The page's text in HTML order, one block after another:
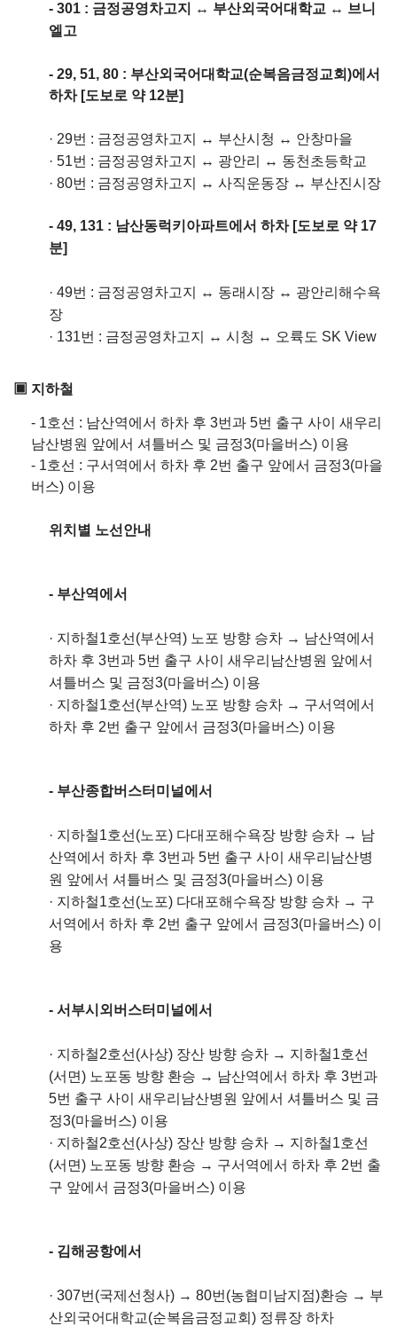
- 301 : 금정공영차고지 ↔ 부산외국어대학교 ↔ 브니
엘고
- 29, 51, 80 : 부산외국어대학교(순복음금정교회)에서
하차 [도보로 약 12분]
· 29번 : 금정공영차고지 ↔ 부산시청 ↔ 안창마을
· 51번 : 금정공영차고지 ↔ 광안리 ↔ 동천초등학교
· 80번 : 금정공영차고지 ↔ 사직운동장 ↔ 부산진시장
- 49, 131 : 남산동럭키아파트에서 하차 [도보로 약 17
분]
· 49번 : 금정공영차고지 ↔ 동래시장 ↔ 광안리해수욕
장
· 131번 : 금정공영차고지 ↔ 시청 ↔ 오륙도 SK View
▣ 지하철
- 1호선 : 남산역에서 하차 후 3번과 5번 출구 사이 새우리
남산병원 앞에서 셔틀버스 및 금정3(마을버스) 이용
- 1호선 : 구서역에서 하차 후 2번 출구 앞에서 금정3(마을
버스) 이용
위치별 노선안내
- 부산역에서
· 지하철1호선(부산역) 노포 방향 승차 → 남산역에서
하차 후 3번과 5번 출구 사이 새우리남산병원 앞에서
셔틀버스 및 금정3(마을버스) 이용
· 지하철1호선(부산역) 노포 방향 승차 → 구서역에서
하차 후 2번 출구 앞에서 금정3(마을버스) 이용
- 부산종합버스터미널에서
· 지하철1호선(노포) 다대포해수욕장 방향 승차 → 남
산역에서 하차 후 3번과 5번 출구 사이 새우리남산병
원 앞에서 셔틀버스 및 금정3(마을버스) 이용
· 지하철1호선(노포) 다대포해수욕장 방향 승차 → 구
서역에서 하차 후 2번 출구 앞에서 금정3(마을버스) 이
용
- 서부시외버스터미널에서
· 지하철2호선(사상) 장산 방향 승차 → 지하철1호선
(서면) 노포동 방향 환승 → 남산역에서 하차 후 3번과
5번 출구 사이 새우리남산병원 앞에서 셔틀버스 및 금
정3(마을버스) 이용
· 지하철2호선(사상) 장산 방향 승차 → 지하철1호선
(서면) 노포동 방향 환승 → 구서역에서 하차 후 2번 출
구 앞에서 금정3(마을버스) 이용
- 김해공항에서
· 307번(국제선청사) → 80번(농협미남지점)환승 → 부
산외국어대학교(순복음금정교회) 정류장 하차